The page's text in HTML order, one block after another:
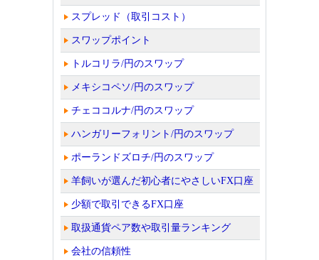
スプレッド（取引コスト）
スワップポイント
トルコリラ/円のスワップ
メキシコペソ/円のスワップ
チェココルナ/円のスワップ
ハンガリーフォリント/円のスワップ
ポーランドズロチ/円のスワップ
羊飼いが選んだ初心者にやさしいFX口座
少額で取引できるFX口座
取扱通貨ペア数や取引量ランキング
会社の信頼性